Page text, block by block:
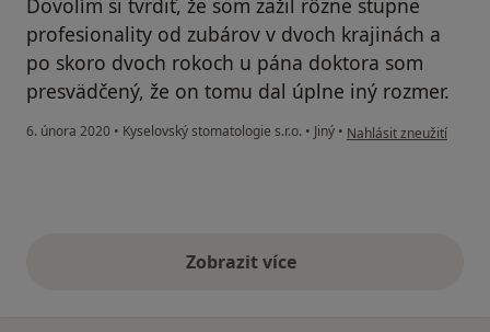
Dovolím si tvrdiť, že som zažil rôzne stupne
profesionality od zubárov v dvoch krajinách a
po skoro dvoch rokoch u pána doktora som
presvädčený, že on tomu dal úplne iný rozmer.
6. února 2020 • Kyselovský stomatologie s.r.o. • Jiný • podle názoru uživatele
Nahlásit zneužití
Zobrazit vícevýše uvedené názory